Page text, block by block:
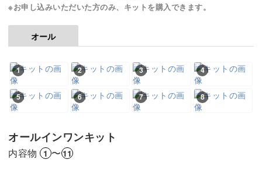
※お申し込みいただいた方のみ、キットを購入できます。
オール
1 2 3 4
5 6 7 8
オールインワンキット
内容物 1 〜11